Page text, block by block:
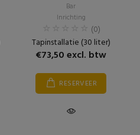
Bar
Inrichting
(0)
Tapinstallatie (30 liter)
€73,50 excl. btw
RESERVEER